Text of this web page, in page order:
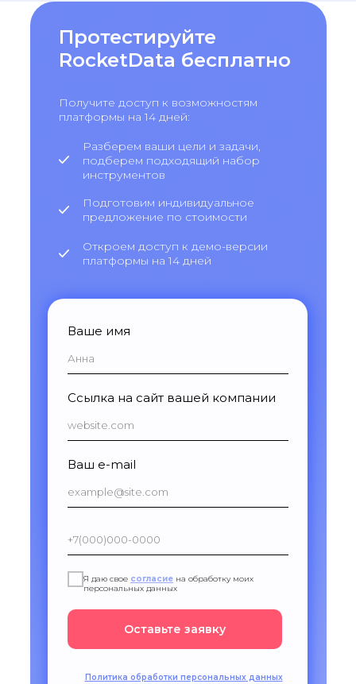
Политика обработки персональных данных
Ваше имя
Ссылка на сайт вашей компании
Ваш e-mail
Я даю свое согласие на обработку моих
персональных данных
Оставьте заявку
Протестируйте
RocketData бесплатно
Получите доступ к возможностям
платформы на 14 дней:
Разберем ваши цели и задачи,
подберем подходящий набор
инструментов
Подготовим индивидуальное
предложение по стоимости
Откроем доступ к демо-версии
платформы на 14 дней